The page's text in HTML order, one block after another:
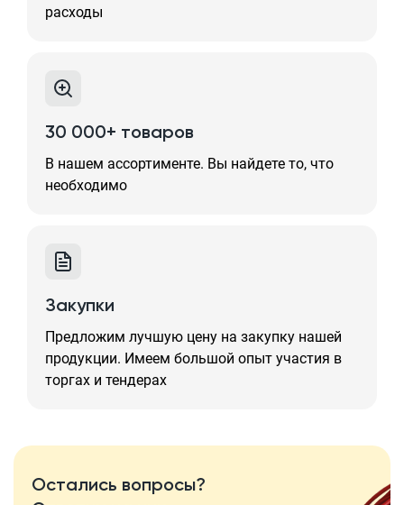
расходы
30 000+ товаров
В нашем ассортименте. Вы найдете то, что
необходимо
Закупки
Предложим лучшую цену на закупку нашей
продукции. Имеем большой опыт участия в
торгах и тендерах
Остались вопросы?